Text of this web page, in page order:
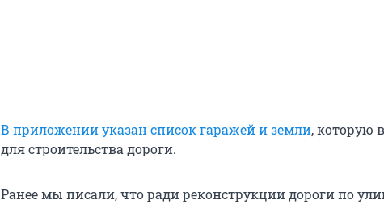
В приложении указан список гаражей и земли, которую
для строительства дороги.
Ранее мы писали, что ради реконструкции дороги по